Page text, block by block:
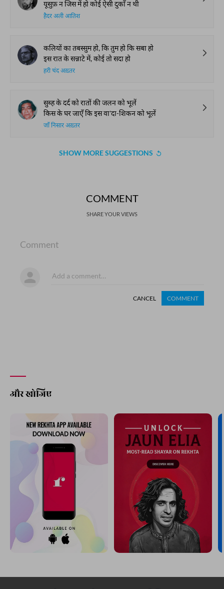
यूसुफ़ न जिस में हो कोई ऐसी दुकाँ न थी
हैदर अली आतिश
कलियों का तबस्सुम हो, कि तुम हो कि सबा हो
इस रात के सन्नाटे में, कोई तो सदा हो
हरी चंद अख़्तर
सुब्ह के दर्द को रातों की जलन को भूलें
किस के घर जाएँ कि इस वा'दा-शिकन को भूलें
जाँ निसार अख़्तर
SHOW MORE SUGGESTIONS
COMMENT
SHARE YOUR VIEWS
Comment
CANCEL COMMENT
और खोजिए